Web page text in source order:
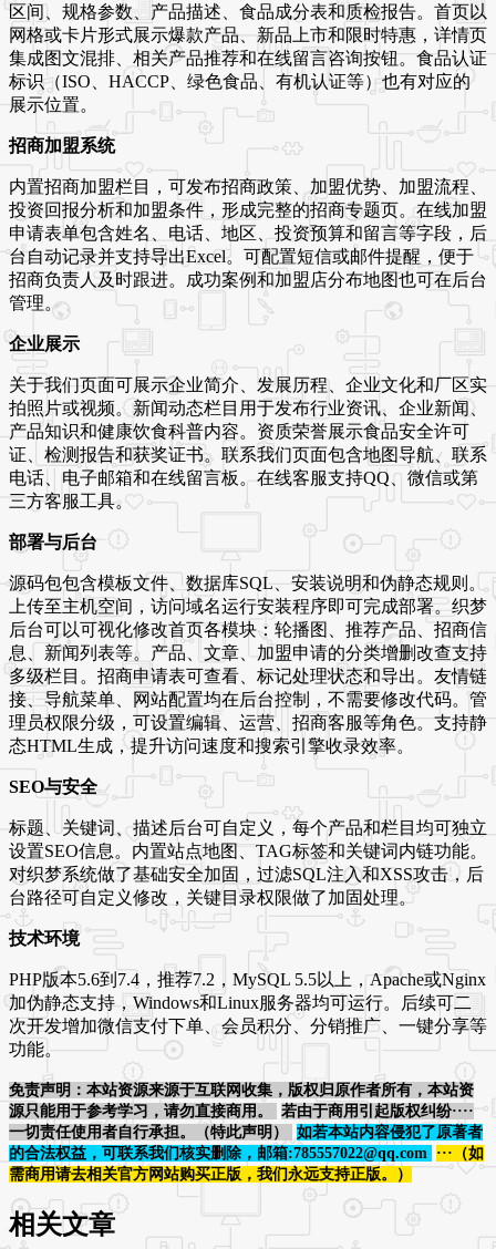
区间、规格参数、产品描述、食品成分表和质检报告。首页以
网格或卡片形式展示爆款产品、新品上市和限时特惠，详情页
集成图文混排、相关产品推荐和在线留言咨询按钮。食品认证
标识（ISO、HACCP、绿色食品、有机认证等）也有对应的
展示位置。
招商加盟系统
内置招商加盟栏目，可发布招商政策、加盟优势、加盟流程、
投资回报分析和加盟条件，形成完整的招商专题页。在线加盟
申请表单包含姓名、电话、地区、投资预算和留言等字段，后
台自动记录并支持导出Excel。可配置短信或邮件提醒，便于
招商负责人及时跟进。成功案例和加盟店分布地图也可在后台
管理。
企业展示
关于我们页面可展示企业简介、发展历程、企业文化和厂区实
拍照片或视频。新闻动态栏目用于发布行业资讯、企业新闻、
产品知识和健康饮食科普内容。资质荣誉展示食品安全许可
证、检测报告和获奖证书。联系我们页面包含地图导航、联系
电话、电子邮箱和在线留言板。在线客服支持QQ、微信或第
三方客服工具。
部署与后台
源码包包含模板文件、数据库SQL、安装说明和伪静态规则。
上传至主机空间，访问域名运行安装程序即可完成部署。织梦
后台可以可视化修改首页各模块：轮播图、推荐产品、招商信
息、新闻列表等。产品、文章、加盟申请的分类增删改查支持
多级栏目。招商申请表可查看、标记处理状态和导出。友情链
接、导航菜单、网站配置均在后台控制，不需要修改代码。管
理员权限分级，可设置编辑、运营、招商客服等角色。支持静
态HTML生成，提升访问速度和搜索引擎收录效率。
SEO与安全
标题、关键词、描述后台可自定义，每个产品和栏目均可独立
设置SEO信息。内置站点地图、TAG标签和关键词内链功能。
对织梦系统做了基础安全加固，过滤SQL注入和XSS攻击，后
台路径可自定义修改，关键目录权限做了加固处理。
技术环境
PHP版本5.6到7.4，推荐7.2，MySQL 5.5以上，Apache或Nginx
加伪静态支持，Windows和Linux服务器均可运行。后续可二
次开发增加微信支付下单、会员积分、分销推广、一键分享等
功能。
免责声明：本站资源来源于互联网收集，版权归原作者所有，本站资
源只能用于参考学习，请勿直接商用。
若由于商用引起版权纠纷····
一切责任使用者自行承担。（特此声明）
如若本站内容侵犯了原著者
的合法权益，可联系我们核实删除，邮箱:785557022@qq.com
···（如
需商用请去相关官方网站购买正版，我们永远支持正版。）
相关文章